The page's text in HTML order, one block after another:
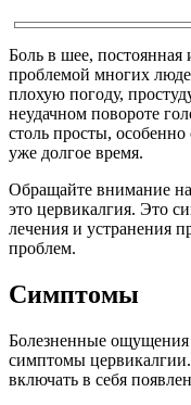
Боль в шее, постоянная
проблемой многих
плохую погоду,
неудачном повороте
столь просты,
уже долгое время.
Обращайте внимание
это цервикалгия. Это
лечения и устранения
проблем.
Симптомы
Болезненные
симптомы
включать в себя